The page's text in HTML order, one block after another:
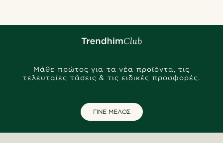
Μάθε πρώτος για τα νέα προϊόντα, τις
τελευταίες τάσεις & τις ειδικές προσφορές.
ΓΙΝΕ ΜΕΛΟΣ